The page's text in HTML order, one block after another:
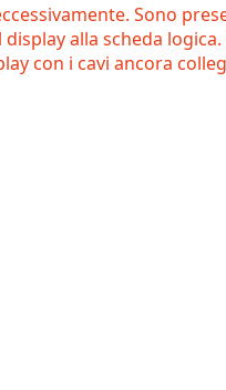
Sono
alla scheda
con i cavi ancora